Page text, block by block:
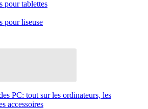
pour tablettes
pour liseuse
PC: tout sur les ordinateurs, les
accessoires